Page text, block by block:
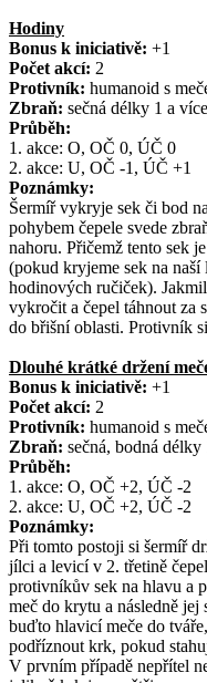
Hodiny
Bonus k iniciativě: +1
Počet akcí: 2
Protivník: humanoid s
Zbraň: sečná délky 1 a více
Průběh:
1. akce: O, OČ 0, ÚČ 0
2. akce: U, OČ -1, ÚČ +1
Poznámky:
Šermíř vykryje sek či bod
pohybem čepele svede
nahoru. Přičemž tento sek
(pokud kryjeme sek na
hodinových ručiček).
vykročit a čepel táhnout za
do břišní oblasti. Protivník
Dlouhé krátké držení
Bonus k iniciativě: +1
Počet akcí: 2
Protivník: humanoid s
Zbraň: sečná, bodná délky
Průběh:
1. akce: O, OČ +2, ÚČ -2
2. akce: U, OČ +2, ÚČ -2
Poznámky:
Při tomto postoji si šermíř
jílci a levicí v 2. třetině
protivníkův sek na hlavu a
meč do krytu a následně jej
buďto hlavicí meče do
podříznout krk, pokud
V prvním případě nepřítel